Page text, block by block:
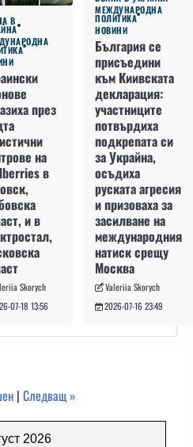
В
през
на
в
и в
Skorych
07-18 13:56
МЕЖДУНАРОДНА
ПОЛИТИКА
НОВИНИ
България се
присъедини
към Киивската
декларация:
участниците
потвърдиха
подкрепата си
за Украйна,
осъдиха
руската агресия
и призоваха за
засилване на
международния
натиск срещу
Москва
Valeriia Skorych
2026-07-16 23:49
| Следващ »
2026